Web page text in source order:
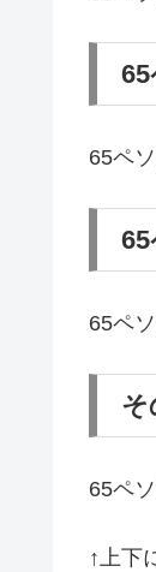
65ペ
65ペ
そ
65ペ
↑上下